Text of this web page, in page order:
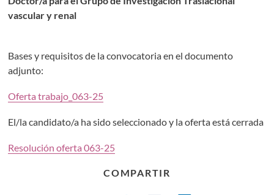
vascular y renal
Bases y requisitos de la convocatoria en el documento
adjunto:
Oferta trabajo_063-25
El/la candidato/a ha sido seleccionado y la oferta está cerrada
Resolución oferta 063-25
COMPARTIR